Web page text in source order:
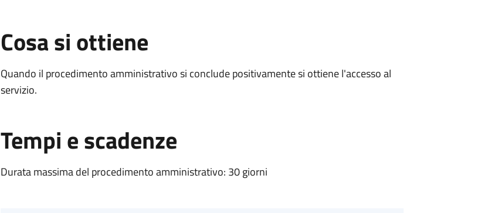
Cosa si ottiene
Quando il procedimento amministrativo si conclude positivamente si ottiene l'accesso al
servizio.
Tempi e scadenze
Durata massima del procedimento amministrativo: 30 giorni